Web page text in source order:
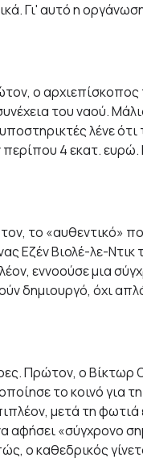
Γι' αυτό η
ο
του ναού.
λένε ότι
περίπου 4 εκατ.
το «αυθεντικό»
Εζέν Βιολέ-λε-Ντικ
εννοούσε μια
δημιουργό, όχι
Πρώτον, ο Βίκτωρ
το κοινό για
μετά τη φωτιά
«σύγχρονο
ο καθεδρικός